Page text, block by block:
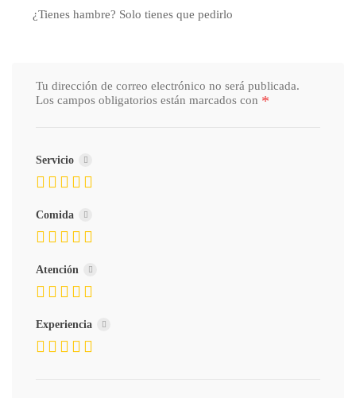
¿Tienes hambre? Solo tienes que pedirlo
Tu dirección de correo electrónico no será publicada.
Los campos obligatorios están marcados con *
Servicio
Comida
Atención
Experiencia